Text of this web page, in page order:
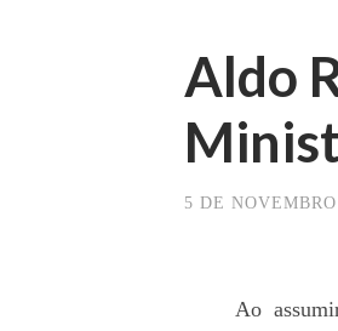
Aldo
5 DE
Ao assumir o